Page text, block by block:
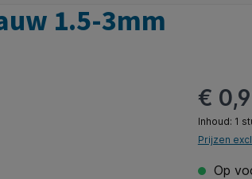
1.5-3mm
€
Inhoud: 1
Prijzen
Op